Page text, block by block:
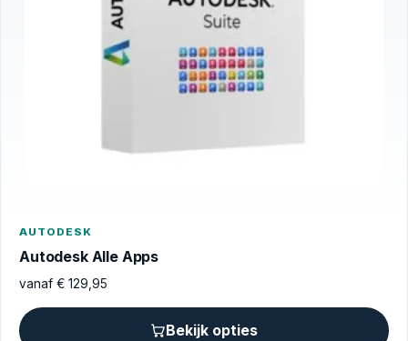
AUTODESK
Autodesk Alle Apps
vanaf € 129,95
Bekijk opties